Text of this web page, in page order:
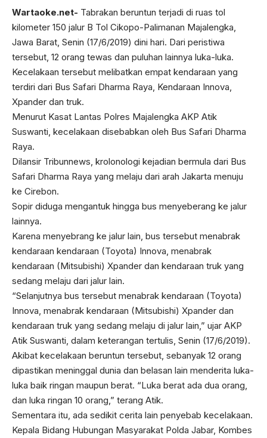
Wartaoke.net- Tabrakan beruntun terjadi di ruas tol
kilometer 150 jalur B Tol Cikopo-Palimanan Majalengka,
Jawa Barat, Senin (17/6/2019) dini hari. Dari peristiwa
tersebut, 12 orang tewas dan puluhan lainnya luka-luka.
Kecelakaan tersebut melibatkan empat kendaraan yang
terdiri dari Bus Safari Dharma Raya, Kendaraan Innova,
Xpander dan truk.
Menurut Kasat Lantas Polres Majalengka AKP Atik
Suswanti, kecelakaan disebabkan oleh Bus Safari Dharma
Raya.
Dilansir Tribunnews, krolonologi kejadian bermula dari Bus
Safari Dharma Raya yang melaju dari arah Jakarta menuju
ke Cirebon.
Sopir diduga mengantuk hingga bus menyeberang ke jalur
lainnya.
Karena menyebrang ke jalur lain, bus tersebut menabrak
kendaraan kendaraan (Toyota) Innova, menabrak
kendaraan (Mitsubishi) Xpander dan kendaraan truk yang
sedang melaju dari jalur lain.
“Selanjutnya bus tersebut menabrak kendaraan (Toyota)
Innova, menabrak kendaraan (Mitsubishi) Xpander dan
kendaraan truk yang sedang melaju di jalur lain,” ujar AKP
Atik Suswanti, dalam keterangan tertulis, Senin (17/6/2019).
Akibat kecelakaan beruntun tersebut, sebanyak 12 orang
dipastikan meninggal dunia dan belasan lain menderita luka-
luka baik ringan maupun berat. “Luka berat ada dua orang,
dan luka ringan 10 orang,” terang Atik.
Sementara itu, ada sedikit cerita lain penyebab kecelakaan.
Kepala Bidang Hubungan Masyarakat Polda Jabar, Kombes